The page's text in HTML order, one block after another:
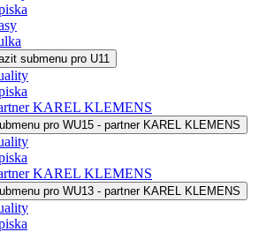
submenu pro U11
KAREL KLEMENS
pro WU15 - partner KAREL KLEMENS
KAREL KLEMENS
pro WU13 - partner KAREL KLEMENS